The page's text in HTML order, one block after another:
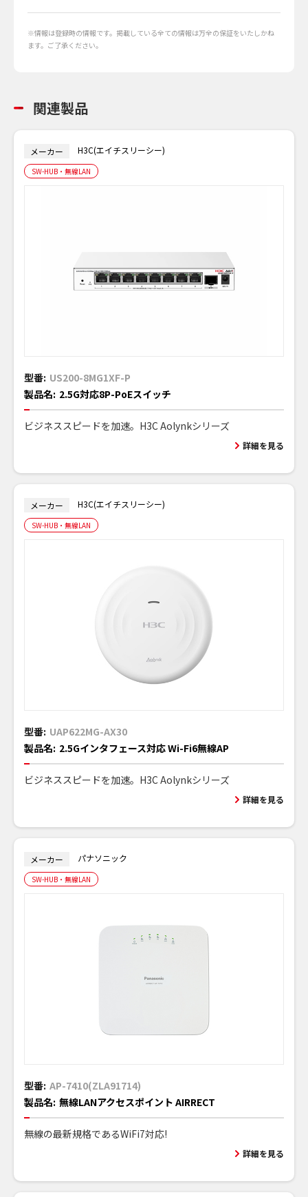
※情報は登録時の情報です。掲載している全ての情報は万全の保証をいたしかね
ます。ご了承ください。
関連製品
メーカー H3C(エイチスリーシー)
SW-HUB・無線LAN
型番: US200-8MG1XF-P
製品名: 2.5G対応8P-PoEスイッチ
ビジネススピードを加速。H3C Aolynkシリーズ
詳細を見る
メーカー H3C(エイチスリーシー)
SW-HUB・無線LAN
型番: UAP622MG-AX30
製品名: 2.5Gインタフェース対応 Wi-Fi6無線AP
ビジネススピードを加速。H3C Aolynkシリーズ
詳細を見る
メーカー パナソニック
SW-HUB・無線LAN
型番: AP-7410(ZLA91714)
製品名: 無線LANアクセスポイント AIRRECT
無線の最新規格であるWiFi7対応!
詳細を見る